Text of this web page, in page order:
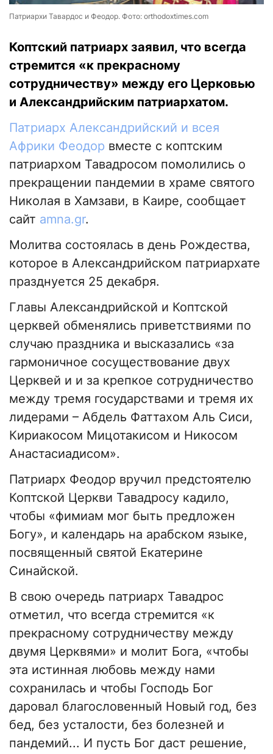
Патриархи Тавардос и Феодор. Фото: orthodoxtimes.com
Коптский патриарх заявил, что всегда
стремится «к прекрасному
сотрудничеству» между его Церковью
и Александрийским патриархатом.
Патриарх Александрийский и всея
Африки Феодор вместе с коптским
патриархом Тавадросом помолились о
прекращении пандемии в храме святого
Николая в Хамзави, в Каире, сообщает
сайт amna.gr.
Молитва состоялась в день Рождества,
которое в Александрийском патриархате
празднуется 25 декабря.
Главы Александрийской и Коптской
церквей обменялись приветствиями по
случаю праздника и высказались «за
гармоничное сосуществование двух
Церквей и и за крепкое сотрудничество
между тремя государствами и тремя их
лидерами – Абдель Фаттахом Аль Сиси,
Кириакосом Мицотакисом и Никосом
Анастасиадисом».
Патриарх Феодор вручил предстоятелю
Коптской Церкви Тавадросу кадило,
чтобы «фимиам мог быть предложен
Богу», и календарь на арабском языке,
посвященный святой Екатерине
Синайской.
В свою очередь патриарх Тавадрос
отметил, что всегда стремится «к
прекрасному сотрудничеству между
двумя Церквями» и молит Бога, «чтобы
эта истинная любовь между нами
сохранилась и чтобы Господь Бог
даровал благословенный Новый год, без
бед, без усталости, без болезней и
пандемий... И пусть Бог даст решение,